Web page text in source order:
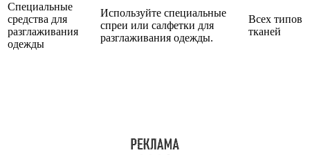
Специальные
средства для
разглаживания
одежды
Используйте специальные
спреи или салфетки для
разглаживания одежды.
Всех типов
тканей